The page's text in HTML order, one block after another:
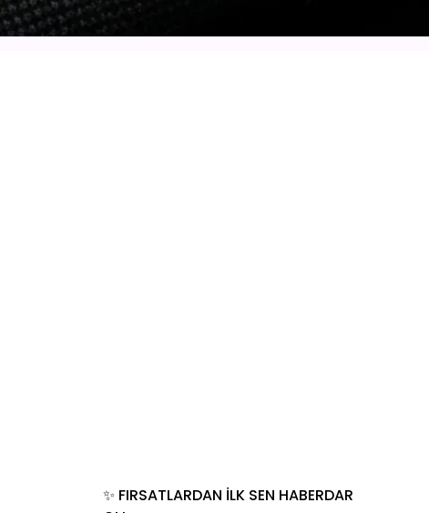
✨ FIRSATLARDAN İLK SEN HABERDAR